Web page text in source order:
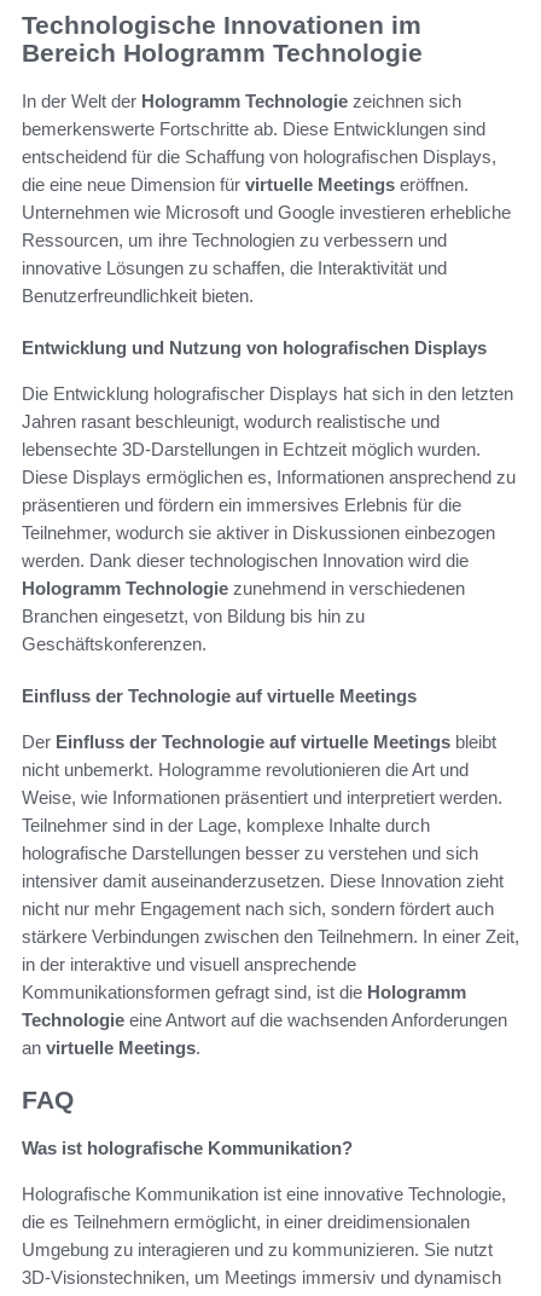
Technologische Innovationen im
Bereich Hologramm Technologie
In der Welt der Hologramm Technologie zeichnen sich
bemerkenswerte Fortschritte ab. Diese Entwicklungen sind
entscheidend für die Schaffung von holografischen Displays,
die eine neue Dimension für virtuelle Meetings eröffnen.
Unternehmen wie Microsoft und Google investieren erhebliche
Ressourcen, um ihre Technologien zu verbessern und
innovative Lösungen zu schaffen, die Interaktivität und
Benutzerfreundlichkeit bieten.
Entwicklung und Nutzung von holografischen Displays
Die Entwicklung holografischer Displays hat sich in den letzten
Jahren rasant beschleunigt, wodurch realistische und
lebensechte 3D-Darstellungen in Echtzeit möglich wurden.
Diese Displays ermöglichen es, Informationen ansprechend zu
präsentieren und fördern ein immersives Erlebnis für die
Teilnehmer, wodurch sie aktiver in Diskussionen einbezogen
werden. Dank dieser technologischen Innovation wird die
Hologramm Technologie zunehmend in verschiedenen
Branchen eingesetzt, von Bildung bis hin zu
Geschäftskonferenzen.
Einfluss der Technologie auf virtuelle Meetings
Der Einfluss der Technologie auf virtuelle Meetings bleibt
nicht unbemerkt. Hologramme revolutionieren die Art und
Weise, wie Informationen präsentiert und interpretiert werden.
Teilnehmer sind in der Lage, komplexe Inhalte durch
holografische Darstellungen besser zu verstehen und sich
intensiver damit auseinanderzusetzen. Diese Innovation zieht
nicht nur mehr Engagement nach sich, sondern fördert auch
stärkere Verbindungen zwischen den Teilnehmern. In einer Zeit,
in der interaktive und visuell ansprechende
Kommunikationsformen gefragt sind, ist die Hologramm
Technologie eine Antwort auf die wachsenden Anforderungen
an virtuelle Meetings.
FAQ
Was ist holografische Kommunikation?
Holografische Kommunikation ist eine innovative Technologie,
die es Teilnehmern ermöglicht, in einer dreidimensionalen
Umgebung zu interagieren und zu kommunizieren. Sie nutzt
3D-Visionstechniken, um Meetings immersiv und dynamisch